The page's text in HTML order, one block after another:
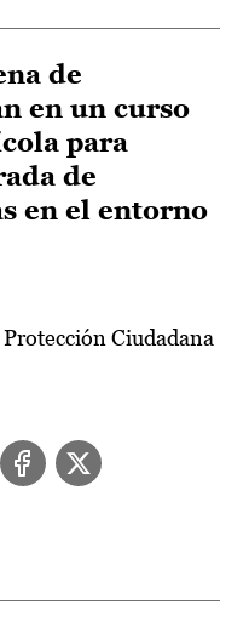
de
en un curso
para
de
en el entorno
Ciudadana